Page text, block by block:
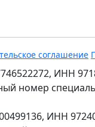
соглашение
ИНН
номер
ИНН